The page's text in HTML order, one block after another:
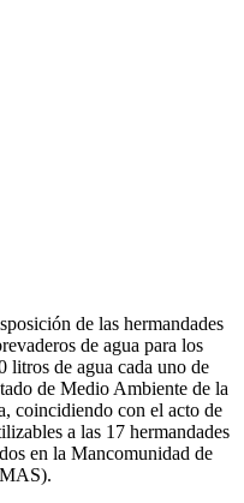
de las hermandades
de agua para los
litros de agua cada uno de
de Medio Ambiente de la
coincidiendo con el acto de
a las 17 hermandades
en la Mancomunidad de